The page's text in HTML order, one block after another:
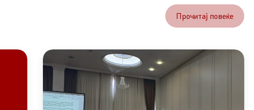
Прочитај повеќе